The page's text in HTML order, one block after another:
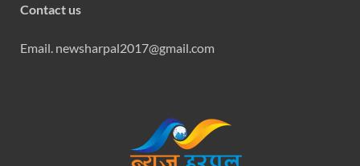
Contact us
Email. newsharpal2017@gmail.com